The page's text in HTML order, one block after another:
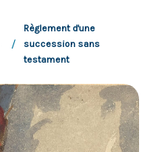
/
Règlement d'une
succession sans
testament